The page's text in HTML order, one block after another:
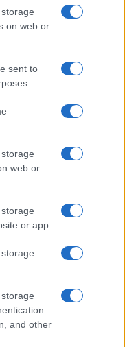
on web or
sent to
web or
or app.
and other